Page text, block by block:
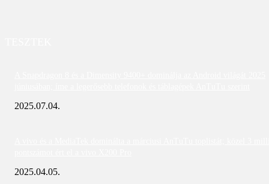
2025.07.04.
2025.04.05.